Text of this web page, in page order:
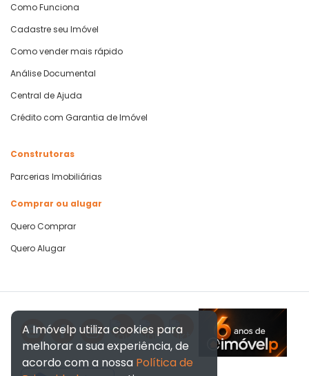
Como Funciona
Cadastre seu Imóvel
Como vender mais rápido
Análise Documental
Central de Ajuda
Crédito com Garantia de Imóvel
Construtoras
Parcerias Imobiliárias
Comprar ou alugar
Quero Comprar
Quero Alugar
A Imóvelp utiliza cookies para
melhorar a sua experiência, de
acordo com a nossa Política de